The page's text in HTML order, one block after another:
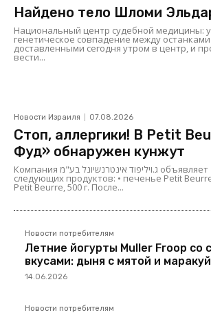
Найдено тело Шломи
Национальный центр судебной медицины:
генетическое совпадение между
доставленными сегодня утром в центр, и
вести...
Новости Израиля 07.08.2026
Стоп, аллергики! В Petit
Фуд» обнаружен кунжут
Компания ג.ויליפוד אינטרנשיונל בע"מ объявляет об отзыве
следующих продуктов: • печенье Petit
Petit Beurre, 500 г. После...
Новости потребителям
Летние йогурты Muller Froop со
вкусами: дыня с мятой и
14.06.2026
Новости потребителям